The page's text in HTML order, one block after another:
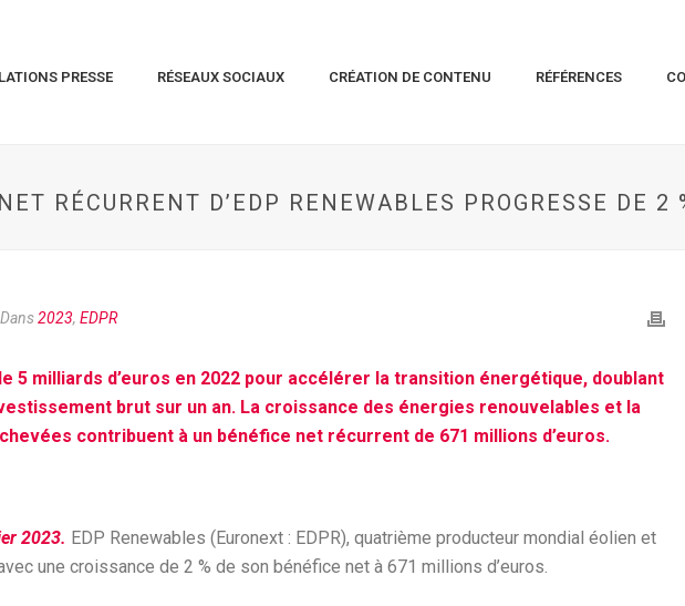
PRESSE RÉSEAUX SOCIAUX CRÉATION DE CONTENU RÉFÉRENCES
RÉCURRENT D’EDP RENEWABLES PROGRESSE DE 2
Dans2023, EDPR
5 milliards d’euros en 2022 pour accélérer la transition énergétique, doublant
brut sur un an. La croissance des énergies renouvelables et la
contribuent à un bénéfice net récurrent de 671 millions d’euros.
2023. EDP Renewables (Euronext : EDPR), quatrième producteur mondial éolien et
une croissance de 2 % de son bénéfice net à 671 millions d’euros.